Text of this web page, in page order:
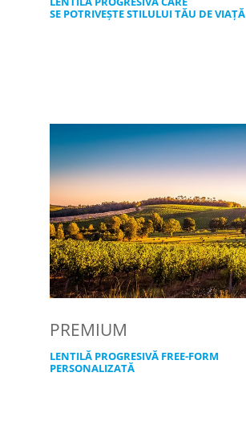
SE POTRIVEȘTE STILULUI TĂU DE VIAȚĂ
PREMIUM
LENTILĂ PROGRESIVĂ FREE-FORM
PERSONALIZATĂ